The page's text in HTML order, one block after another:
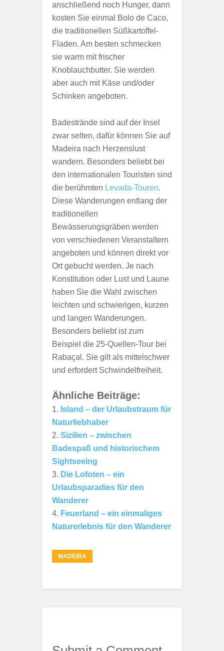
anschließend noch Hunger, dann
kosten Sie einmal Bolo de Caco,
die traditionellen Süßkartoffel-
Fladen. Am besten schmecken
sie warm mit frischer
Knoblauchbutter. Sie werden
aber auch mit Käse und/oder
Schinken angeboten.
Badestrände sind auf der Insel
zwar selten, dafür können Sie auf
Madeira nach Herzenslust
wandern. Besonders beliebt bei
den internationalen Touristen sind
die berühmten Levada-Touren.
Diese Wanderungen entlang der
traditionellen
Bewässerungsgräben werden
von verschiedenen Veranstaltern
angeboten und können direkt vor
Ort gebucht werden. Je nach
Konstitution oder Lust und Laune
haben Sie die Wahl zwischen
leichten und schwierigen, kurzen
und langen Wanderungen.
Besonders beliebt ist zum
Beispiel die 25-Quellen-Tour bei
Rabaçal. Sie gilt als mittelschwer
und erfordert Schwindelfreiheit.
Ähnliche Beiträge:
Island – der Urlaubstraum für
Naturliebhaber
Sizilien – zwischen
Badespaß und historischem
Sightseeing
Die Lofoten – ein
Urlaubsparadies für den
Wanderer
Feuerland – ein einmaliges
Naturerlebnis für den Wanderer
MADEIRA